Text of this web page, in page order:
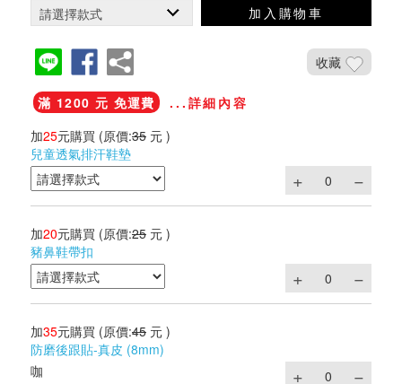
加入購物車
收藏
滿 1200 元 免運費
...詳細內容
加25元購買 (原價:35 元 )
兒童透氣排汗鞋墊
加20元購買 (原價:25 元 )
豬鼻鞋帶扣
加35元購買 (原價:45 元 )
防磨後跟貼-真皮 (8mm)
咖